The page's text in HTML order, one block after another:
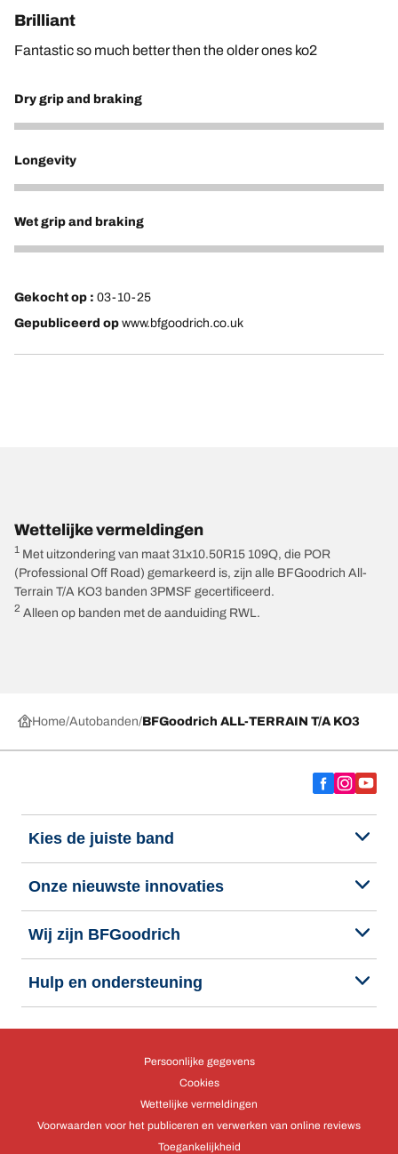
Brilliant
Fantastic so much better then the older ones ko2
Dry grip and braking
4
Longevity
4
Wet grip and braking
4
Gekocht op : 03-10-25
Gepubliceerd op www.bfgoodrich.co.uk
Wettelijke vermeldingen
1 Met uitzondering van maat 31x10.50R15 109Q, die POR
(Professional Off Road) gemarkeerd is, zijn alle BFGoodrich All-
Terrain T/A KO3 banden 3PMSF gecertificeerd.
2 Alleen op banden met de aanduiding RWL.
Home Autobanden BFGoodrich ALL-TERRAIN T/A KO3
Kies de juiste band
Onze nieuwste innovaties
Wij zijn BFGoodrich
Hulp en ondersteuning
Persoonlijke gegevens
Cookies
Wettelijke vermeldingen
Voorwaarden voor het publiceren en verwerken van online reviews
Toegankelijkheid